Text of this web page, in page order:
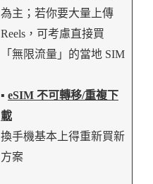
為主；若你要大量上傳
Reels，可考慮直接買
「無限流量」的當地 SIM
▪️ eSIM 不可轉移/重複下
載
換手機基本上得重新買新
方案